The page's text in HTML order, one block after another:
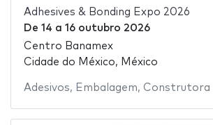
Adhesives & Bonding Expo 2026
De 14 a 16 outubro 2026
Centro Banamex
Cidade do México, México
Adesivos, Embalagem, Construtora